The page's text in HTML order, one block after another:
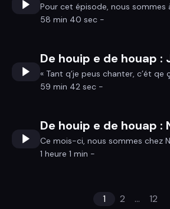
Pour cet épisode, nous sommes
58 min 40 sec -
« Tant q’je peus chanter, c’ét qe
59 min 42 sec -
Ce mois-ci, nous sommes chez
1 heure 1 min -
1 2 ... 12